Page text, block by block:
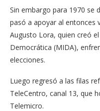
Sin embargo para 1970 se
pasó a apoyar al entonces
Augusto Lora, quien creó
Democrática (MIDA),
elecciones.
Luego regresó a las filas
TeleCentro, canal 13, que
Telemicro.